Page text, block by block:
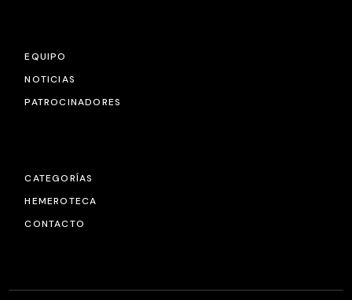
EQUIPO
NOTICIAS
PATROCINADORES
CATEGORÍAS
HEMEROTECA
CONTACTO